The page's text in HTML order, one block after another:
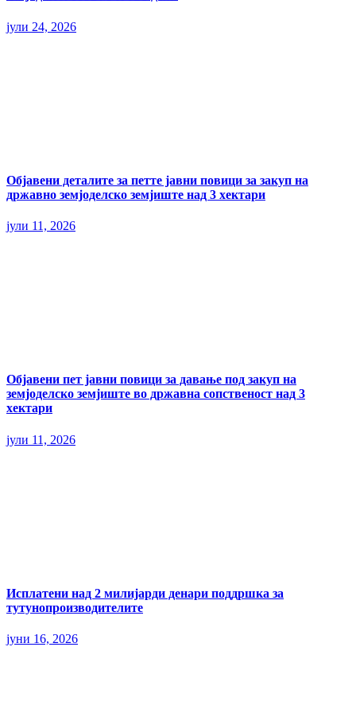
јули 24, 2026
Објавени деталите за петте јавни повици за закуп на
државно земјоделско земјиште над 3 хектари
јули 11, 2026
Објавени пет јавни повици за давање под закуп на
земјоделско земјиште во државна сопственост над 3
хектари
јули 11, 2026
Исплатени над 2 милијарди денари поддршка за
тутунопроизводителите
јуни 16, 2026